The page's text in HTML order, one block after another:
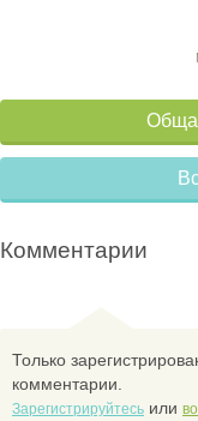
Комментарии
Только
комментарии.
Зарегистрируйтесь или